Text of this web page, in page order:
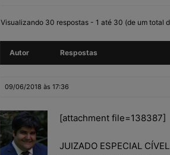
Visualizando 30 respostas - 1 até 30 (de um total
Autor Respostas
09/06/2018 às 17:36
[attachment file=138387]
JUIZADO ESPECIAL